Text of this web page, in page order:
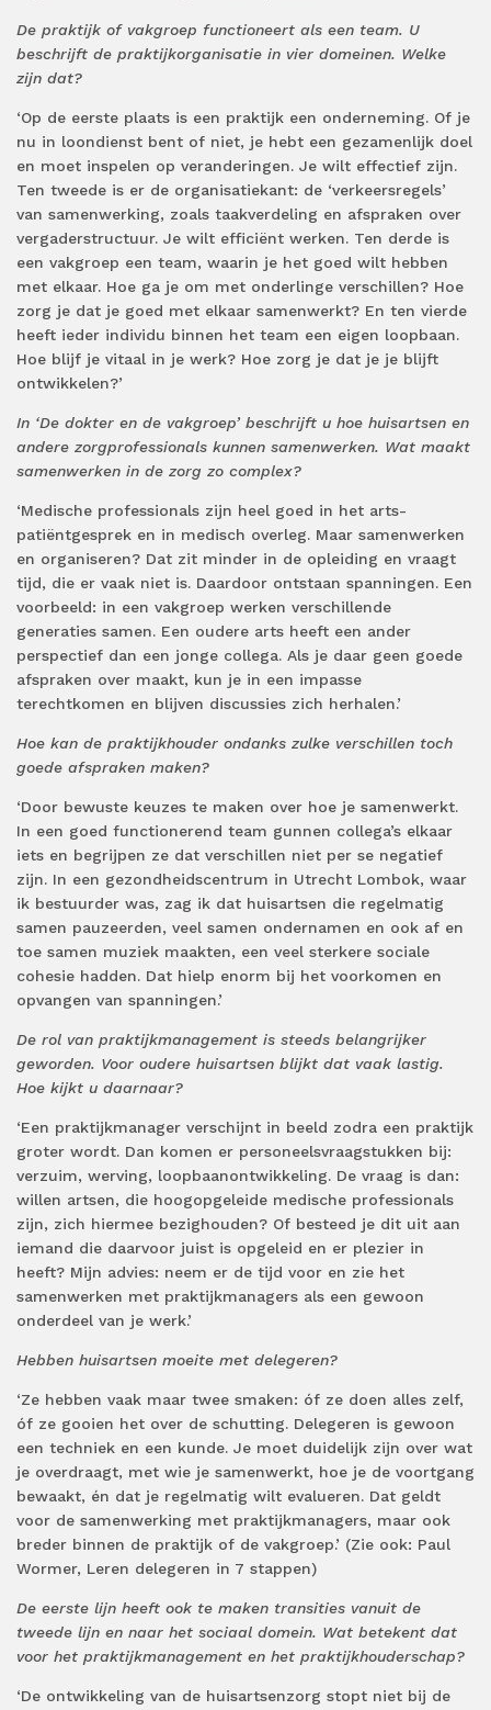
De praktijk of vakgroep functioneert als een team. U
beschrijft de praktijkorganisatie in vier domeinen. Welke
zijn dat?
‘Op de eerste plaats is een praktijk een onderneming. Of je
nu in loondienst bent of niet, je hebt een gezamenlijk doel
en moet inspelen op veranderingen. Je wilt effectief zijn.
Ten tweede is er de organisatiekant: de ‘verkeersregels’
van samenwerking, zoals taakverdeling en afspraken over
vergaderstructuur. Je wilt efficiënt werken. Ten derde is
een vakgroep een team, waarin je het goed wilt hebben
met elkaar. Hoe ga je om met onderlinge verschillen? Hoe
zorg je dat je goed met elkaar samenwerkt? En ten vierde
heeft ieder individu binnen het team een eigen loopbaan.
Hoe blijf je vitaal in je werk? Hoe zorg je dat je je blijft
ontwikkelen?’
In ‘De dokter en de vakgroep’ beschrijft u hoe huisartsen en
andere zorgprofessionals kunnen samenwerken. Wat maakt
samenwerken in de zorg zo complex?
‘Medische professionals zijn heel goed in het arts-
patiëntgesprek en in medisch overleg. Maar samenwerken
en organiseren? Dat zit minder in de opleiding en vraagt
tijd, die er vaak niet is. Daardoor ontstaan spanningen. Een
voorbeeld: in een vakgroep werken verschillende
generaties samen. Een oudere arts heeft een ander
perspectief dan een jonge collega. Als je daar geen goede
afspraken over maakt, kun je in een impasse
terechtkomen en blijven discussies zich herhalen.’
Hoe kan de praktijkhouder ondanks zulke verschillen toch
goede afspraken maken?
‘Door bewuste keuzes te maken over hoe je samenwerkt.
In een goed functionerend team gunnen collega’s elkaar
iets en begrijpen ze dat verschillen niet per se negatief
zijn. In een gezondheidscentrum in Utrecht Lombok, waar
ik bestuurder was, zag ik dat huisartsen die regelmatig
samen pauzeerden, veel samen ondernamen en ook af en
toe samen muziek maakten, een veel sterkere sociale
cohesie hadden. Dat hielp enorm bij het voorkomen en
opvangen van spanningen.’
De rol van praktijkmanagement is steeds belangrijker
geworden. Voor oudere huisartsen blijkt dat vaak lastig.
Hoe kijkt u daarnaar?
‘Een praktijkmanager verschijnt in beeld zodra een praktijk
groter wordt. Dan komen er personeelsvraagstukken bij:
verzuim, werving, loopbaanontwikkeling. De vraag is dan:
willen artsen, die hoogopgeleide medische professionals
zijn, zich hiermee bezighouden? Of besteed je dit uit aan
iemand die daarvoor juist is opgeleid en er plezier in
heeft? Mijn advies: neem er de tijd voor en zie het
samenwerken met praktijkmanagers als een gewoon
onderdeel van je werk.’
Hebben huisartsen moeite met delegeren?
‘Ze hebben vaak maar twee smaken: óf ze doen alles zelf,
óf ze gooien het over de schutting. Delegeren is gewoon
een techniek en een kunde. Je moet duidelijk zijn over wat
je overdraagt, met wie je samenwerkt, hoe je de voortgang
bewaakt, én dat je regelmatig wilt evalueren. Dat geldt
voor de samenwerking met praktijkmanagers, maar ook
breder binnen de praktijk of de vakgroep.’ (Zie ook: Paul
Wormer, Leren delegeren in 7 stappen)
De eerste lijn heeft ook te maken transities vanuit de
tweede lijn en naar het sociaal domein. Wat betekent dat
voor het praktijkmanagement en het praktijkhouderschap?
‘De ontwikkeling van de huisartsenzorg stopt niet bij de